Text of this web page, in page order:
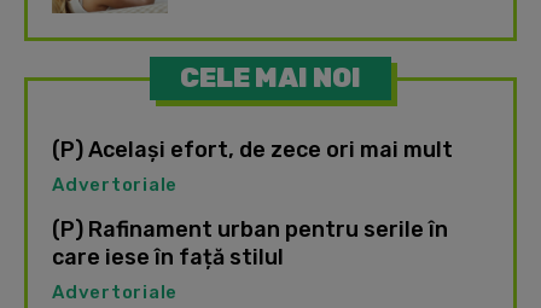
CELE MAI NOI
(P) Același efort, de zece ori mai mult
Advertoriale
(P) Rafinament urban pentru serile în
care iese în față stilul
Advertoriale